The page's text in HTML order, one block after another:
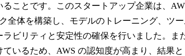
ことです。このスタートアップ企業は、
全体を構築し、モデルのトレーニング、ツ
ビリティと安定性の確保を行いました。ま
ているため、AWS の認知度が高まり、結果